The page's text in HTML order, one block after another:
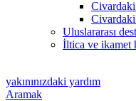
Civardaki
Civardaki
Uluslararası
İltica ve ikamet
yakınınızdaki yardım
Aramak